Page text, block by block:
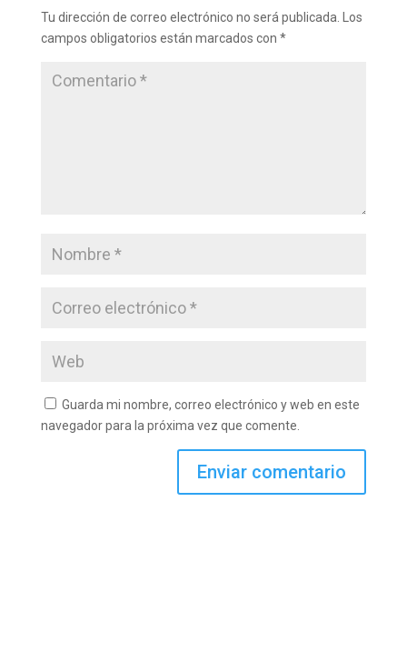
Tu dirección de correo electrónico no será publicada.
Los
campos obligatorios están marcados con *
Guarda mi nombre, correo electrónico y web en este
navegador para la próxima vez que comente.